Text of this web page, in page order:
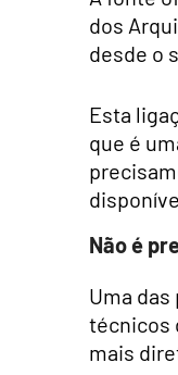
dos
desde o
Esta
que é
Não é
Uma
técnicos
mais